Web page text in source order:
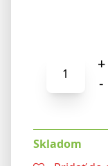
Vitaking
extrakt
pestreca
mariánskeho
500mg
+
-
Skladom